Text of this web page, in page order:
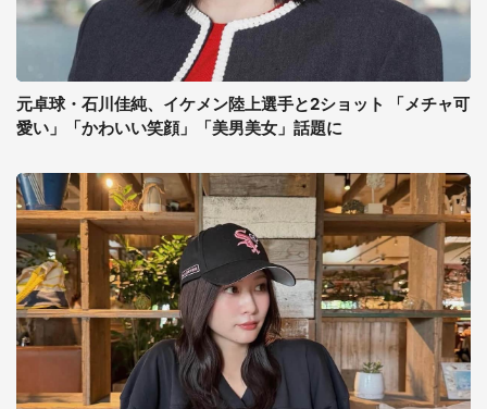
元卓球・石川佳純、イケメン陸上選手と2ショット 「メチャ可
愛い」「かわいい笑顔」「美男美女」話題に